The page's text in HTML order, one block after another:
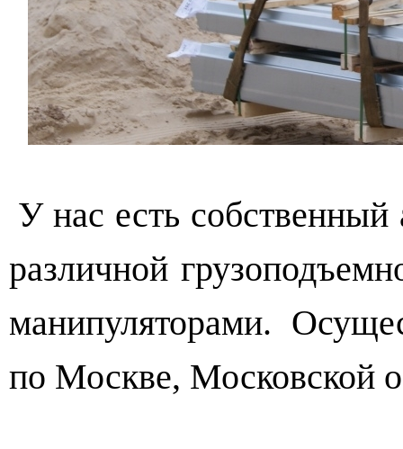
У нас есть собственный
различной
манипуляторами.
по Москве, Московской